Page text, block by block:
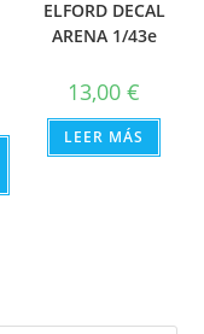
ELFORD DECAL
ARENA 1/43e
13,00€
LEER MÁS